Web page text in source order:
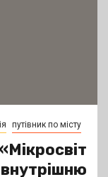
путівник по місту